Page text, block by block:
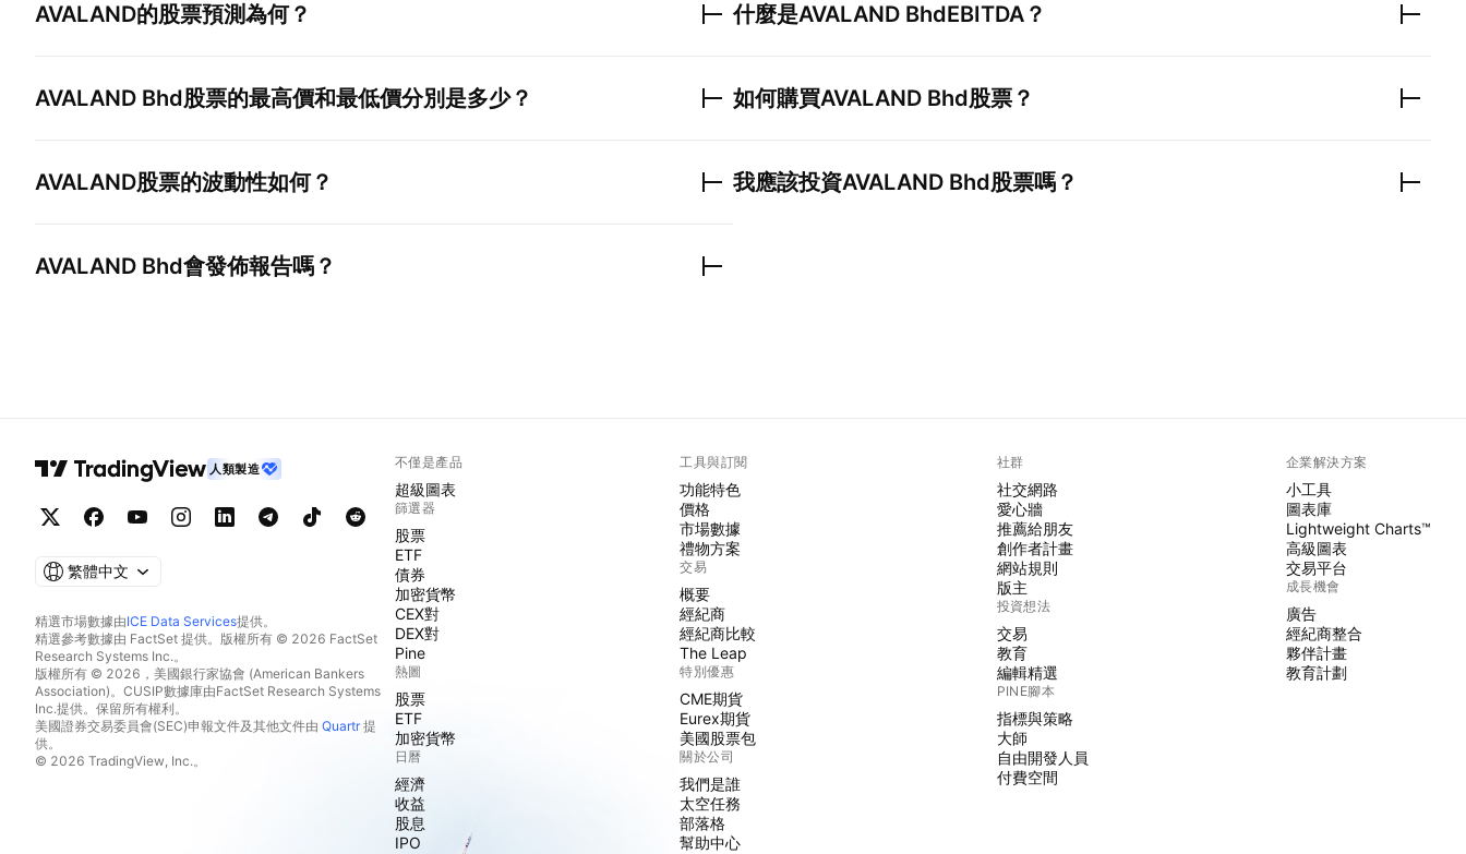
AVALAND的股票預測為何？
AVALAND Bhd股票的最高價和最低價分別是多少？
AVALAND股票的波動性如何？
AVALAND Bhd會發佈報告嗎？
什麼是AVALAND BhdEBITDA？
如何購買AVALAND Bhd股票？
我應該投資AVALAND Bhd股票嗎？
人類製造
繁體中文
精選市場數據由ICE Data Services提供。
精選參考數據由 FactSet 提供。版權所有 © 2026 FactSet
Research Systems Inc.。
版權所有 © 2026，美國銀行家協會 (American Bankers
Association)。CUSIP數據庫由FactSet Research Systems
Inc.提供。保留所有權利。
美國證券交易委員會(SEC)申報文件及其他文件由 Quartr提
供。
© 2026 TradingView, Inc.。
不僅是產品
超級圖表
篩選器
股票
ETF
債券
加密貨幣
CEX對
DEX對
Pine
熱圖
股票
ETF
加密貨幣
日曆
經濟
收益
股息
IPO
工具與訂閱
功能特色
價格
市場數據
禮物方案
交易
概要
經紀商
經紀商比較
The Leap
特別優惠
CME期貨
Eurex期貨
美國股票包
關於公司
我們是誰
太空任務
部落格
幫助中心
社群
社交網路
愛心牆
推薦給朋友
創作者計畫
網站規則
版主
投資想法
交易
教育
編輯精選
PINE腳本
指標與策略
大師
自由開發人員
付費空間
企業解決方案
小工具
圖表庫
Lightweight Charts™
高級圖表
交易平台
成長機會
廣告
經紀商整合
夥伴計畫
教育計劃